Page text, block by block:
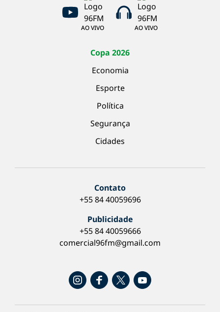
AO VIVO AO VIVO
Copa 2026
Economia
Esporte
Política
Segurança
Cidades
Contato
+55 84 40059696
Publicidade
+55 84 40059666
comercial96fm@gmail.com